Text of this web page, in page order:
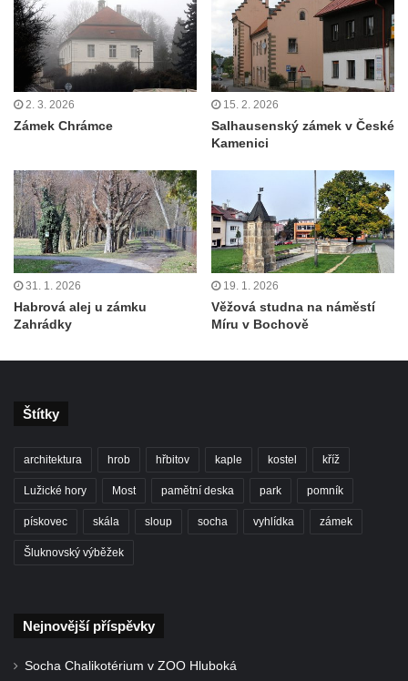
2. 3. 2026
Zámek Chrámce
15. 2. 2026
Salhausenský zámek v České
Kamenici
31. 1. 2026
Habrová alej u zámku
Zahrádky
19. 1. 2026
Věžová studna na náměstí
Míru v Bochově
Štítky
architektura hrob hřbitov kaple kostel kříž
Lužické hory Most pamětní deska park pomník
pískovec skála sloup socha vyhlídka zámek
Šluknovský výběžek
Nejnovější příspěvky
Socha Chalikotérium v ZOO Hluboká